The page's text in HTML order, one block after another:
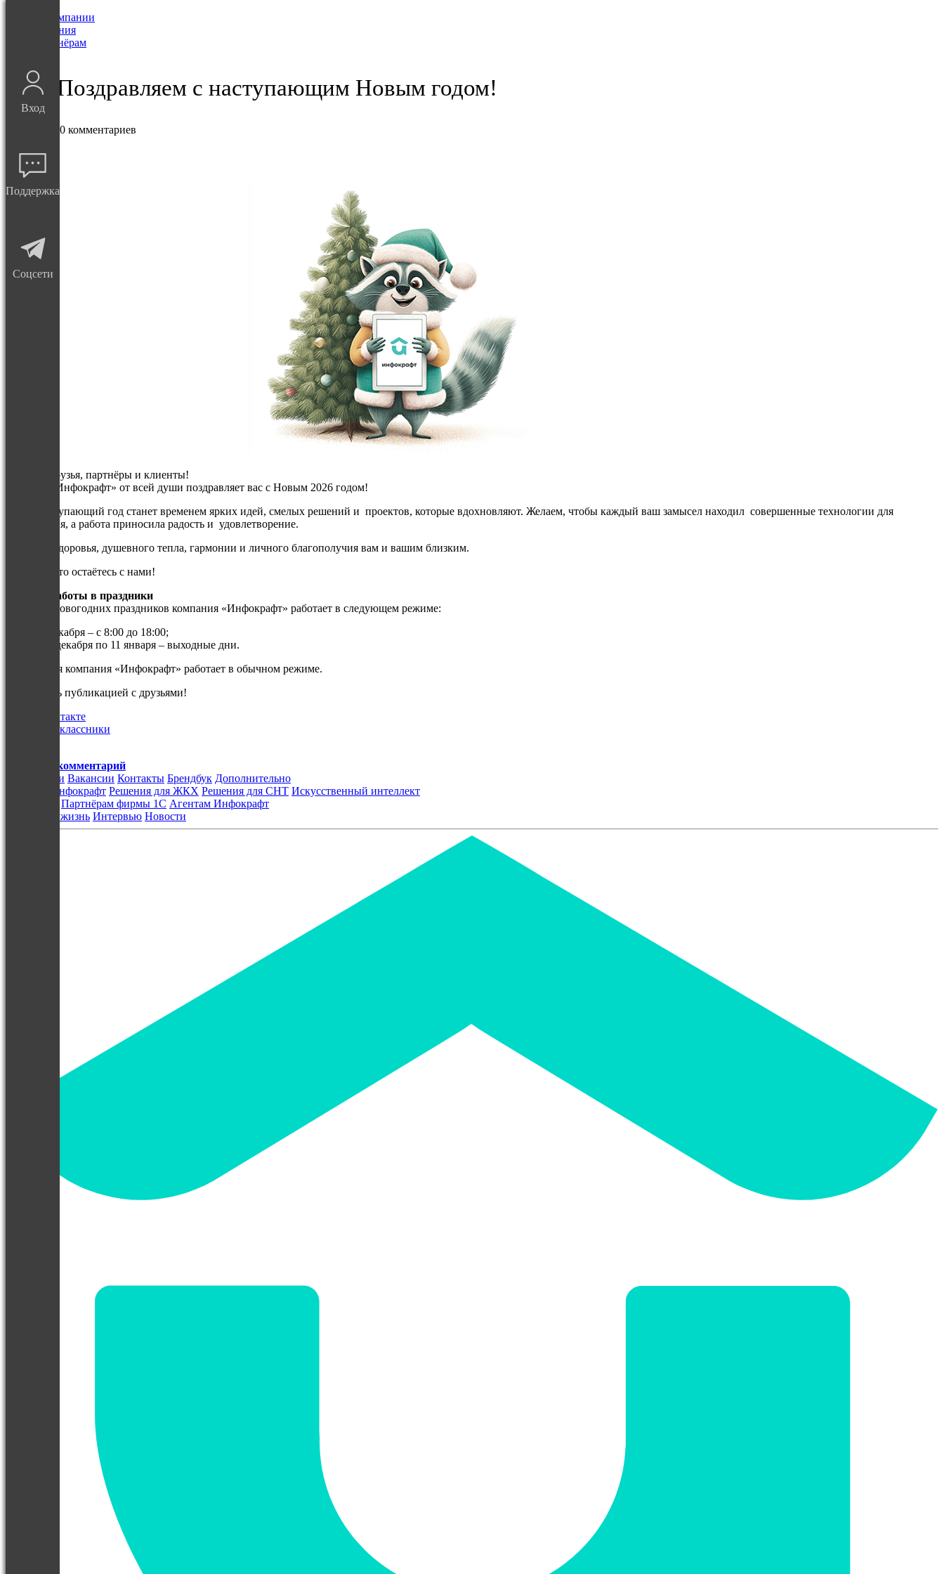
Вход
Поддержка
Соцсети
О Компании
Решения
Партнёрам
Блог/ Поздравляем с наступающим Новым годом!
0 комментариев
Дорогие друзья, партнёры и клиенты!
Команда «Инфокрафт» от всей души поздравляет вас с Новым 2026 годом!
Пусть наступающий год станет временем ярких идей, смелых решений и проектов, которые вдохновляют. Желаем, чтобы каждый ваш замысел находил совершенные технологии для
воплощения, а работа приносила радость и удовлетворение.
Крепкого здоровья, душевного тепла, гармонии и личного благополучия вам и вашим близким.
Спасибо, что остаётесь с нами!
График работы в праздники
В период новогодних праздников компания «Инфокрафт» работает в следующем режиме:
30 декабря – с 8:00 до 18:00;
с 31 декабря по 11 января – выходные дни.
С 12 января компания «Инфокрафт» работает в обычном режиме.
Поделитесь публикацией с друзьями!
ВКонтакте
Одноклассники
Добавить комментарий
О компании Вакансии Контакты Брендбук Дополнительно
Решения Инфокрафт Решения для ЖКХ Решения для СНТ Искусственный интеллект
Партнёрам фирмы 1С Агентам Инфокрафт
Наша жизнь Интервью Новости